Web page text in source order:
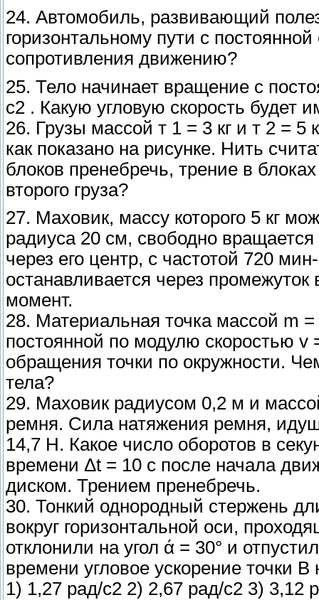
24. Автомобиль, развивающий
горизонтальному пути с
сопротивления движению?
25. Тело начинает вращение с
с2 . Какую угловую скорость будет
26. Грузы массой т 1 = 3 кг и т 2 =
как показано на рисунке. Нить
блоков пренебречь, трение в
второго груза?
27. Маховик, массу которого 5 кг
радиуса 20 см, свободно
через его центр, с частотой 720
останавливается через
момент.
28. Материальная точка массой m
постоянной по модулю скоростью
обращения точки по окружности.
тела?
29. Маховик радиусом 0,2 м и
ремня. Сила натяжения ремня,
14,7 Н. Какое число оборотов в
времени Δt = 10 с после начала
диском. Трением пренебречь.
30. Тонкий однородный стержень
вокруг горизонтальной оси,
отклонили на угол ά = 30° и
времени угловое ускорение точки
1) 1,27 рад/с2 2) 2,67 рад/с2 3) 3,12